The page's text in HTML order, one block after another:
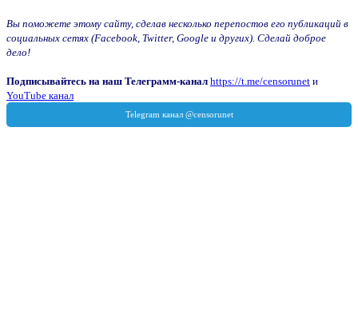
Вы поможете этому сайту, сделав несколько перепостов его публикаций в
социальных сетях (Facebook, Twitter, Google и других). Сделай доброе
дело!
Подписывайтесь на наш Телеграмм-канал https://t.me/censorunet и
YouTube канал